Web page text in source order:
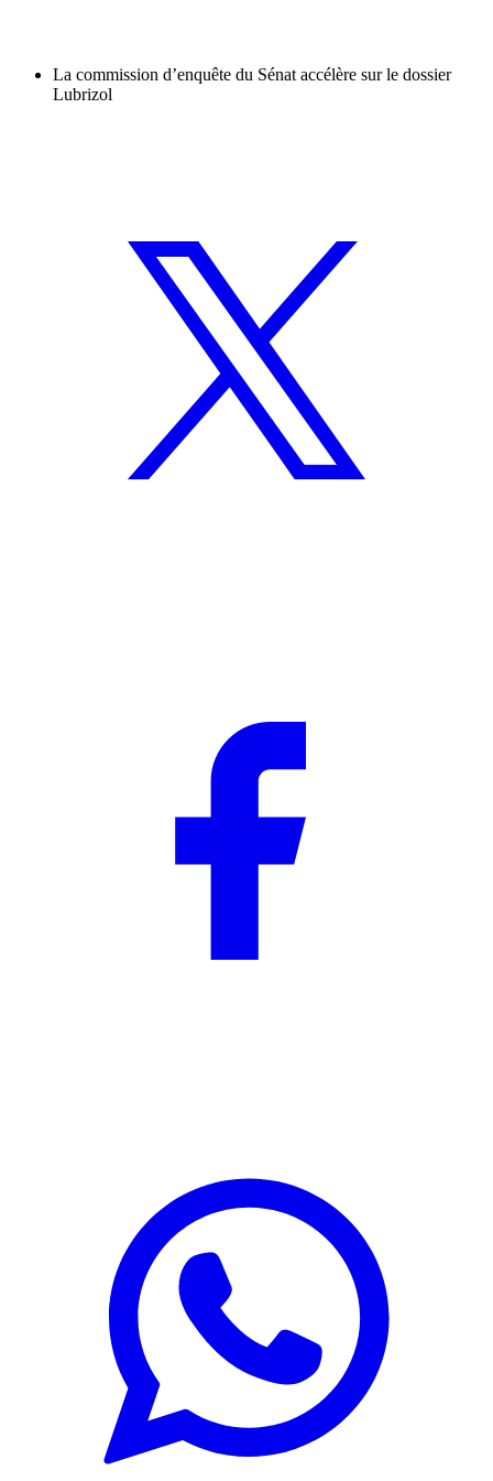
La commission d’enquête du Sénat accélère sur le dossier
Lubrizol